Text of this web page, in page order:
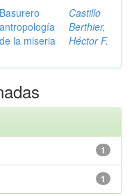
Basurero
antropología
de la miseria
Castillo
Berthier,
Héctor F.
1
1